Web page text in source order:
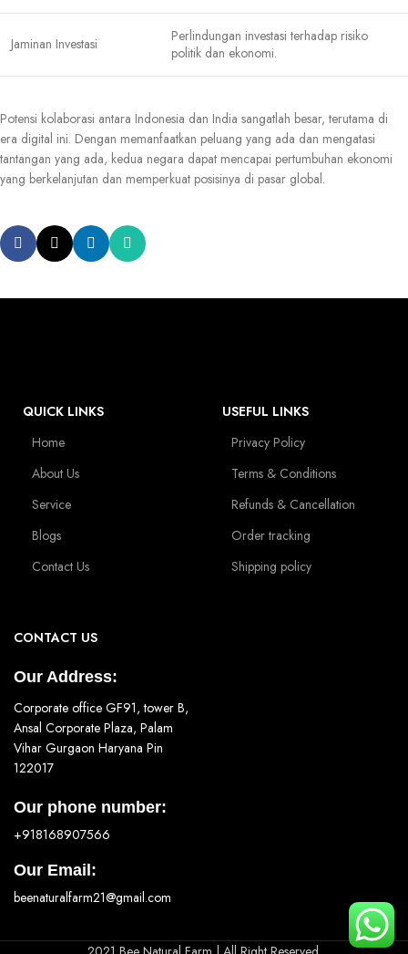
Jaminan Investasi
Perlindungan investasi terhadap risiko
politik dan ekonomi.
Potensi kolaborasi antara Indonesia dan India sangatlah besar, terutama di
era digital ini. Dengan memanfaatkan peluang yang ada dan mengatasi
tantangan yang ada, kedua negara dapat mencapai pertumbuhan ekonomi
yang berkelanjutan dan memperkuat posisinya di pasar global.
QUICK LINKS
Home
About Us
Service
Blogs
Contact Us
USEFUL LINKS
Privacy Policy
Terms & Conditions
Refunds & Cancellation
Order tracking
Shipping policy
CONTACT US
Our Address:
Corporate office GF91, tower B,
Ansal Corporate Plaza, Palam
Vihar Gurgaon Haryana Pin
122017
Our phone number:
+918168907566
Our Email:
beenaturalfarm21@gmail.com